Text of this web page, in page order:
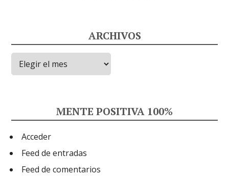
ARCHIVOS
Archivos
MENTE POSITIVA 100%
Acceder
Feed de entradas
Feed de comentarios